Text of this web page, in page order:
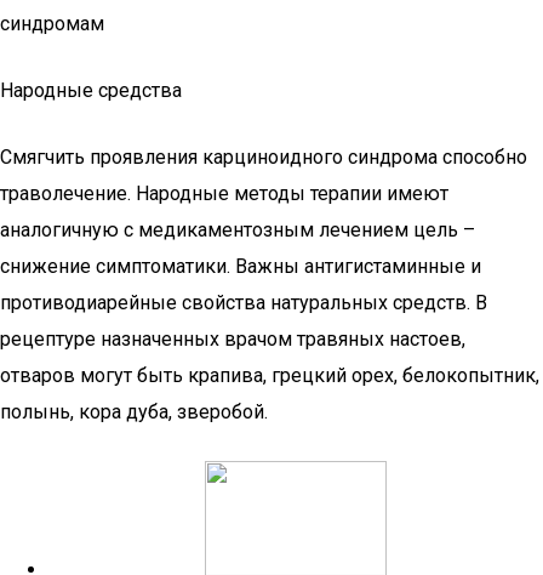
синдромам
Народные средства
Смягчить проявления карциноидного синдрома способно
траволечение. Народные методы терапии имеют
аналогичную с медикаментозным лечением цель –
снижение симптоматики. Важны антигистаминные и
противодиарейные свойства натуральных средств. В
рецептуре назначенных врачом травяных настоев,
отваров могут быть крапива, грецкий орех, белокопытник,
полынь, кора дуба, зверобой.